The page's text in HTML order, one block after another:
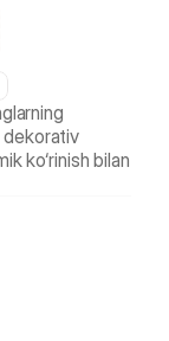
dekorativ
ko‘rinish bilan